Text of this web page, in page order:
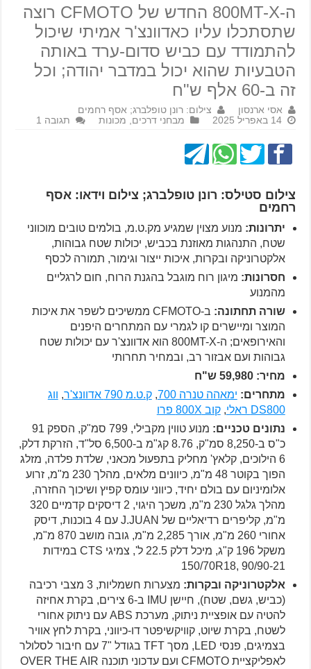
ה-800MT-X החדש של CFMOTO רוצה
שתסתכלו עליו כאדוונצ'ר אמיתי שיכול
להתמודד עם כביש סדום-ערד באותה
הטבעיות שהוא יכול במדבר יהודה; וכל
זה ב-60 אלף ש"ח
אסי ארנסון
צילום: רונן טופלברג; אסף רחמים
14 באפריל 2025
מבחני דרכים מכונות תגובה 1
צילום סטילס: רונן טופלברג; צילום וידאו: אסף
רחמים
יתרונות: מנוע מצוין שמגיע מק.ט.מ, בולמים טובים מוכווני
שטח, התנהגות מאוזנת בכביש, יכולות שטח גבוהות,
אלקטרוניקה ובקרות, איכות ייצור וגימור, תמורה לכסף
חסרונות: מיגון רוח מוגבל בהגנת הרוח, חום לרגליים
מהמנוע
שורה תחתונה:
ב-CFMOTO ממשיכים לשפר את איכות
המוצר ומיישרים קו לגמרי עם המתחרים היפנים
והאירופאים; ה-800MT-X הוא אדוונצ'ר עם יכולות שטח
גבוהות ועם אבזור רב, ובמחיר תחרותי
מחיר: 59,980 ש"ח
מתחרים: ימאהה טנרה 700 ,ק.ט.מ 790 אדוונצ'ר , ווג
DS800 ראלי
,קוב 800X פרו
נתונים טכניים:
מנוע טווין מקבילי, 799 סמ"ק, הספק 91
כ"ס ב-8,250 סמ"ק, 8.76 קג"מ ב-6,500 סל"ד, הזרקת דלק,
6 הילוכים, קלאץ' מחליק בתפעול מכאני, שלדת פלדה, מזלג
הפוך בקוטר 48 מ"מ, כיוונים מלאים, מהלך 230 מ"מ, זרוע
אלומיניום עם בולם יחיד, כיווני עומס קפיץ ושיכוך החזרה,
מהלך גלגל 230 מ"מ, משכך היגוי, 2 דיסקים קדמיים 320
מ"מ, קליפרים רדיאליים של J.JUAN עם 4 בוכנות, דיסק
אחורי 260 מ"מ, אורך 2,285 מ"מ, גובה מושב 870 מ"מ,
משקל 196 ק"ג, מיכל דלק 22.5 ל', צמיגי CTS במידות
150/70R18, 90/90-21
אלקטרוניקה ובקרות:
מצערות חשמליות, 3 מצבי רכיבה
(כביש, גשם, שטח), חיישן IMU ב-6 צירים, בקרת אחיזה
להטיה עם אופציית ניתוק, מערכת ABS עם ניתוק אחורי
לשטח, בקרת שיוט, קוויקשיפטר דו-כיווני, בקרת לחץ אוויר
בצמיגים, פנסי LED, מסך TFT בגודל "7 עם חיבור לסלולר
לאפליקציית CFMOTO ועם עדכוני תוכנה OVER THE AIR